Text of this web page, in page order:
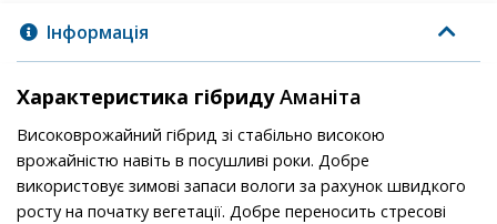
Інформація
Характеристика гібридуАманіта
Високоврожайний гібрид зі стабільно високою
врожайністю навіть в посушливі роки. Добре
використовує зимові запаси вологи за рахунок швидкого
росту на початку вегетації. Добре переносить стресові